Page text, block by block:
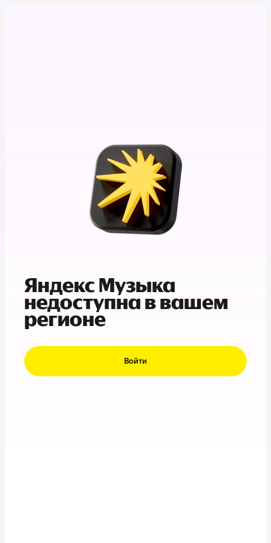
Яндекс Музыка
недоступна в вашем
регионе
Войти